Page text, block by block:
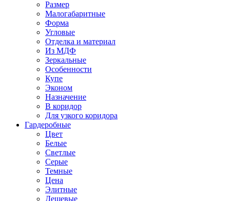
Размер
Малогабаритные
Форма
Угловые
Отделка и материал
Из МДФ
Зеркальные
Особенности
Купе
Эконом
Назначение
В коридор
Для узкого коридора
Гардеробные
Цвет
Белые
Светлые
Серые
Темные
Цена
Элитные
Дешевые